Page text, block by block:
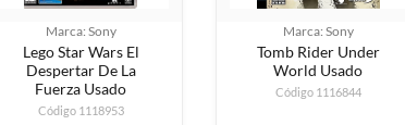
Marca: Sony
Lego Star Wars El
Despertar De La
Fuerza Usado
Código 1118953
Marca: Sony
Tomb Rider Under
World Usado
Código 1116844